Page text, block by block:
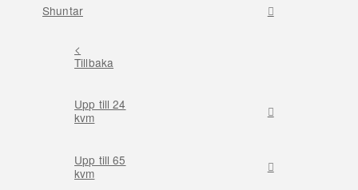
Shuntar
<
Tillbaka
Upp till 24
kvm
Upp till 65
kvm